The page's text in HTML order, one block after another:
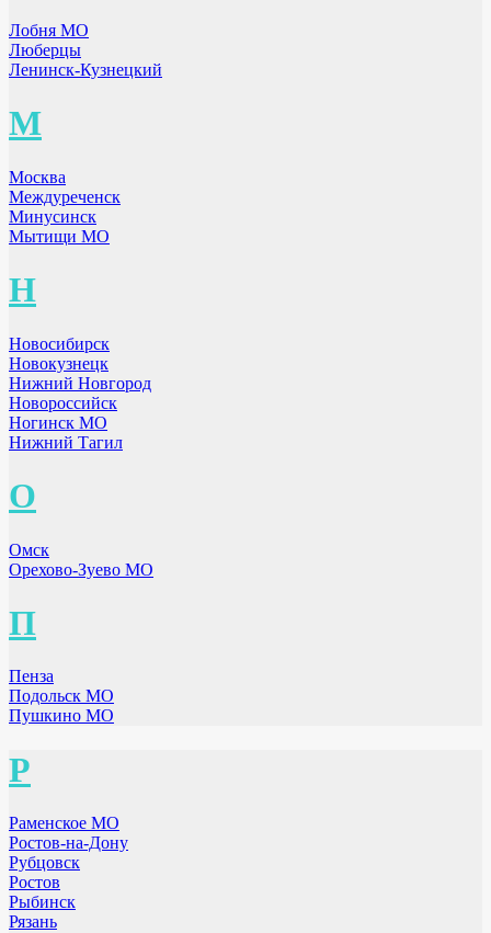
Лобня МО
Люберцы
Ленинск-Кузнецкий
М
Москва
Междуреченск
Минусинск
Мытищи МО
Н
Новосибирск
Новокузнецк
Нижний Новгород
Новороссийск
Ногинск МО
Нижний Тагил
О
Омск
Орехово-Зуево МО
П
Пенза
Подольск МО
Пушкино МО
Р
Раменское МО
Ростов-на-Дону
Рубцовск
Ростов
Рыбинск
Рязань